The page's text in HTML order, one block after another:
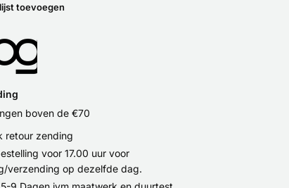
toevoegen
boven de €70
retour zending
voor 17.00 uur voor
verzending op dezelfde dag.